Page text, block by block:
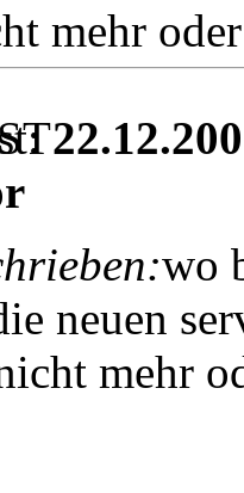
mehr
wo
neuen
mehr